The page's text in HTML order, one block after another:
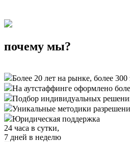
почему мы?
Более 20 лет на рынке, более 300
На аутстаффинге оформлено
Подбор индивидуальных
Уникальные методики
Юридическая поддержка
24 часа в сутки,
7 дней в неделю